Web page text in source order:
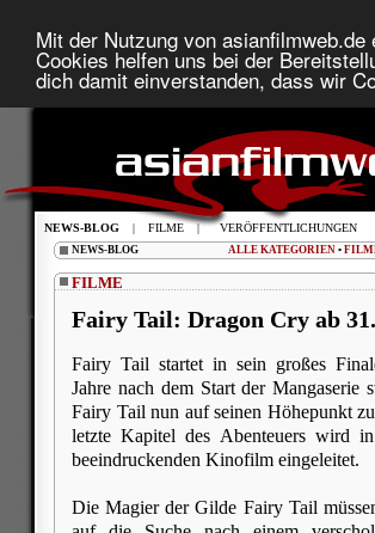
Mit der Nutzung von
Cookies helfen uns bei der
dich damit einverstanden, dass wir
NEWS-BLOG | FILME | VERÖFFENTLICHUNGEN
ALLE KATEGORIEN •
NEWS-BLOG
FILME
Fairy Tail: Dragon Cry ab
Fairy Tail startet in sein großes
Jahre nach dem Start der Mangaserie
Fairy Tail nun auf seinen Höhepunkt
letzte Kapitel des Abenteuers wird
beeindruckenden Kinofilm eingeleitet.
Die Magier der Gilde Fairy Tail